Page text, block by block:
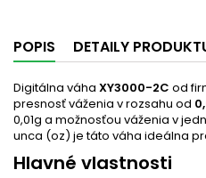
POPIS DETAILY
Digitálna váha XY3000-2C od
presnosť váženia v rozsahu od
0,01g a možnosťou váženia v
unca (oz) je táto váha ideálna
Hlavné vlastnosti